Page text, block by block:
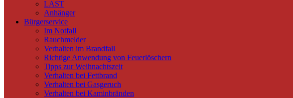
LAST
Anhänger
Bürgerservice
Im Notfall
Rauchmelder
Verhalten im Brandfall
Richtige Anwendung von Feuerlöschern
Tipps zur Weihnachtszeit
Verhalten bei Fettbrand
Verhalten bei Gasgeruch
Verhalten bei Kaminbränden